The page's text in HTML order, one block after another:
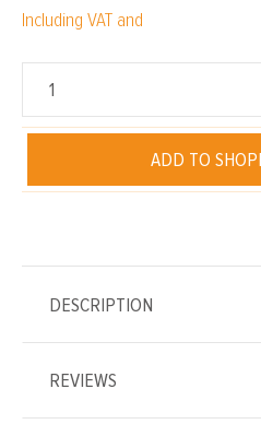
Including VAT and
ADD TO
DESCRIPTION
REVIEWS